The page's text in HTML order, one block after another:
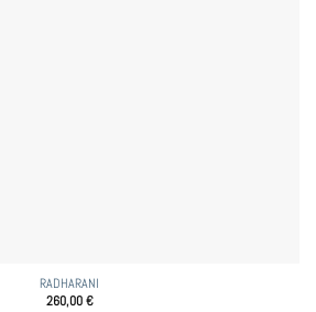
RADHARANI
260,00€